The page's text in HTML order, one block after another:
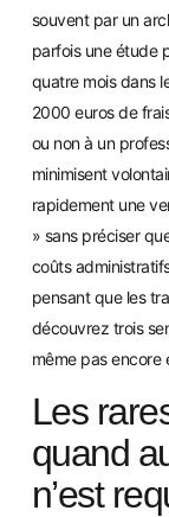
souvent par un
parfois une étude
quatre mois dans
2000 euros de
ou non à un
minimisent
rapidement une
» sans préciser
coûts
pensant que les
découvrez trois
même pas encore
Les
quand
n’est